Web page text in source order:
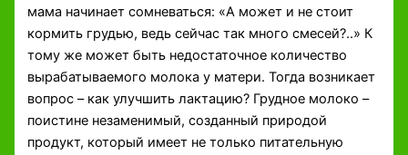
мама начинает сомневаться: «А может и не стоит
кормить грудью, ведь сейчас так много смесей?..» К
тому же может быть недостаточное количество
вырабатываемого молока у матери. Тогда возникает
вопрос – как улучшить лактацию? Грудное молоко –
поистине незаменимый, созданный природой
продукт, который имеет не только питательную